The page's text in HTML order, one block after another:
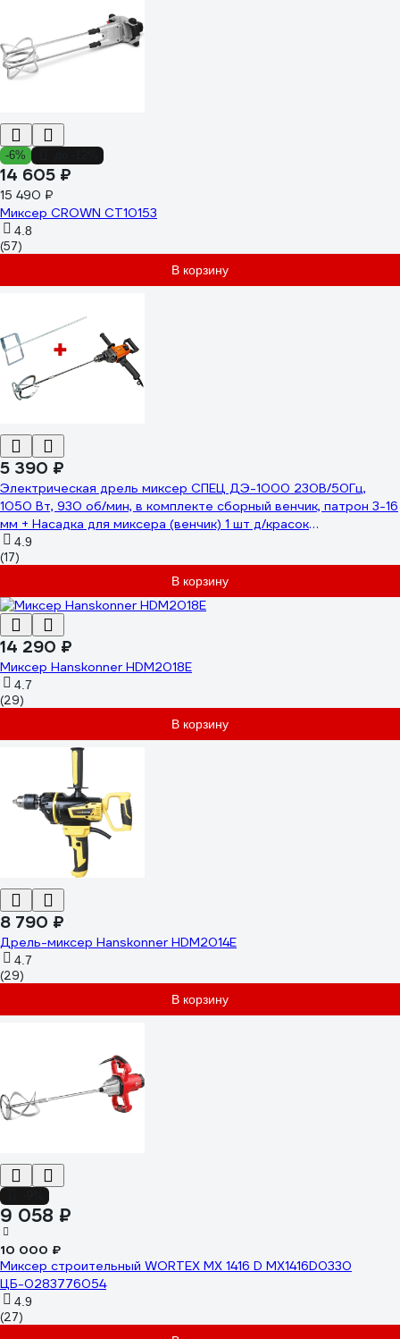
-6%
14 605 ₽
15 490 ₽
Миксер CROWN CT10153
4.8
(57)
В корзину
5 390 ₽
Электрическая дрель миксер СПЕЦ ДЭ-1000 230В/50Гц,
1050 Вт, 930 об/мин, в комплекте сборный венчик, патрон 3-16
мм + Насадка для миксера (венчик) 1 шт д/красок
СПЕЦ-3449/3852
4.9
(17)
В корзину
14 290 ₽
Миксер Hanskonner HDM2018E
4.7
(29)
В корзину
8 790 ₽
Дрель-миксер Hanskonner HDM2014E
4.7
(29)
В корзину
9 058 ₽
10 000 ₽
Миксер строительный WORTEX MX 1416 D MX1416D0330
ЦБ-0283776054
4.9
(27)